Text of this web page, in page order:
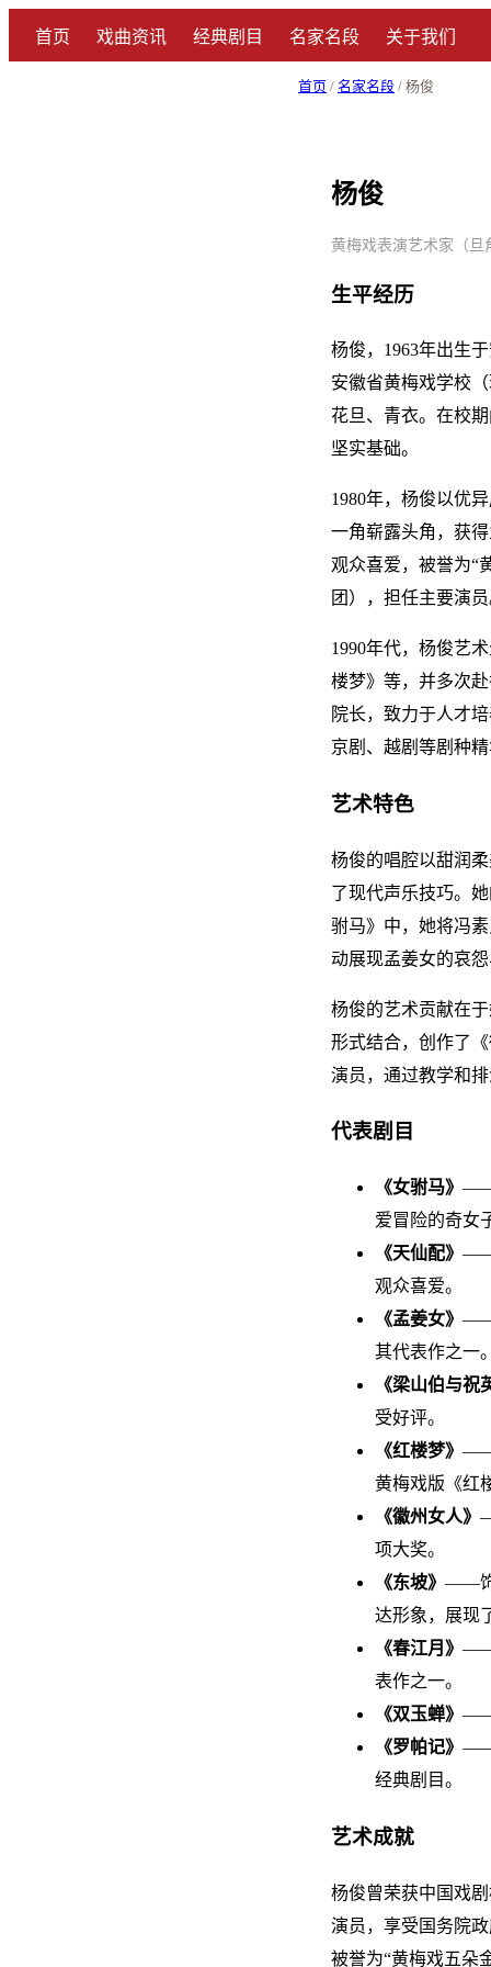
首页 戏曲资讯 经典剧目 名家名段 关于我们
首页 / 名家名段 / 杨俊
杨俊
黄梅戏表演艺术家（旦
生平经历
杨俊，1963年出生
安徽省黄梅戏学校
花旦、青衣。在校
坚实基础。
1980年，杨俊以优
一角崭露头角，获
观众喜爱，被誉为“
团），担任主要演
1990年代，杨俊艺
楼梦》等，并多次
院长，致力于人才
京剧、越剧等剧种
艺术特色
杨俊的唱腔以甜润
了现代声乐技巧。
驸马》中，她将冯
动展现孟姜女的哀
杨俊的艺术贡献在
形式结合，创作了
演员，通过教学和
代表剧目
《女驸马》 ——
爱冒险的奇女
《天仙配》 ——
观众喜爱。
《孟姜女》 ——
其代表作之一
《梁山伯与祝
受好评。
《红楼梦》 ——
黄梅戏版《红
《徽州女人》
项大奖。
《东坡》 ——饰
达形象，展现
《春江月》 ——
表作之一。
《双玉蝉》 ——
《罗帕记》 ——
经典剧目。
艺术成就
杨俊曾荣获中国戏
演员，享受国务院
被誉为“黄梅戏五朵